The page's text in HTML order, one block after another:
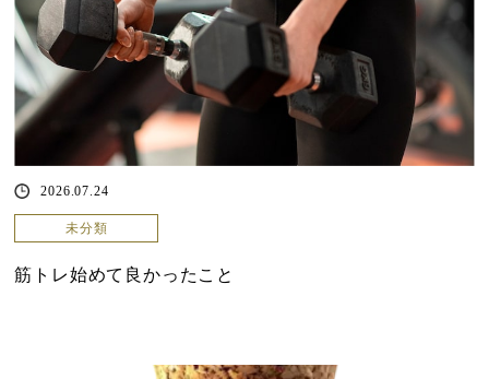
2026.07.24
未分類
筋トレ始めて良かったこと